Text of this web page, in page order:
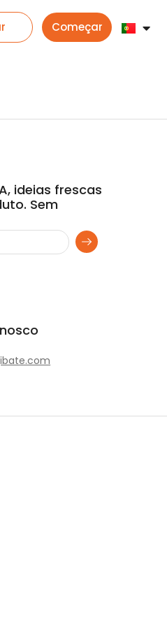
Começar
ideias frescas
Sem